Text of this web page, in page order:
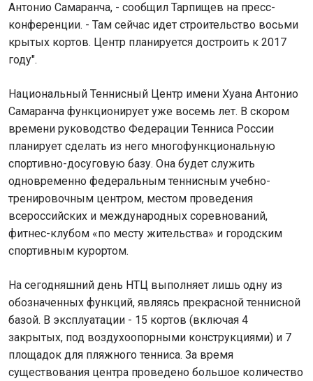
Антонио Самаранча, - сообщил Тарпищев на пресс-
конференции. - Там сейчас идет строительство восьми
крытых кортов. Центр планируется достроить к 2017
году".
Национальный Теннисный Центр имени Хуана Антонио
Самаранча функционирует уже восемь лет. В скором
времени руководство Федерации Тенниса России
планирует сделать из него многофункциональную
спортивно-досуговую базу. Она будет служить
одновременно федеральным теннисным учебно-
тренировочным центром, местом проведения
всероссийских и международных соревнований,
фитнес-клубом «по месту жительства» и городским
спортивным курортом.
На сегодняшний день НТЦ выполняет лишь одну из
обозначенных функций, являясь прекрасной теннисной
базой. В эксплуатации - 15 кортов (включая 4
закрытых, под воздухоопорными конструкциями) и 7
площадок для пляжного тенниса. За время
существования центра проведено большое количество